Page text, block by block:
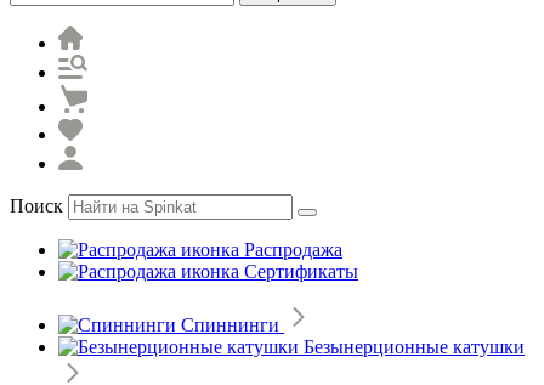
Поиск
Распродажа
Сертификаты
Спиннинги
Безынерционные катушки